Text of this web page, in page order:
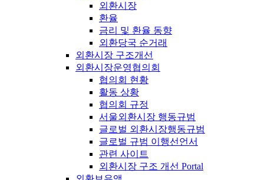
외환시장
환율
금리 및 환율 동향
외환당국 순거래
외환시장 구조개선
외환시장운영협의회
협의회 현황
활동 상황
협의회 규정
서울외환시장 행동규범
글로벌 외환시장행동규범
글로벌 규범 이행선언서
관련 사이트
외환시장 구조 개선 Portal